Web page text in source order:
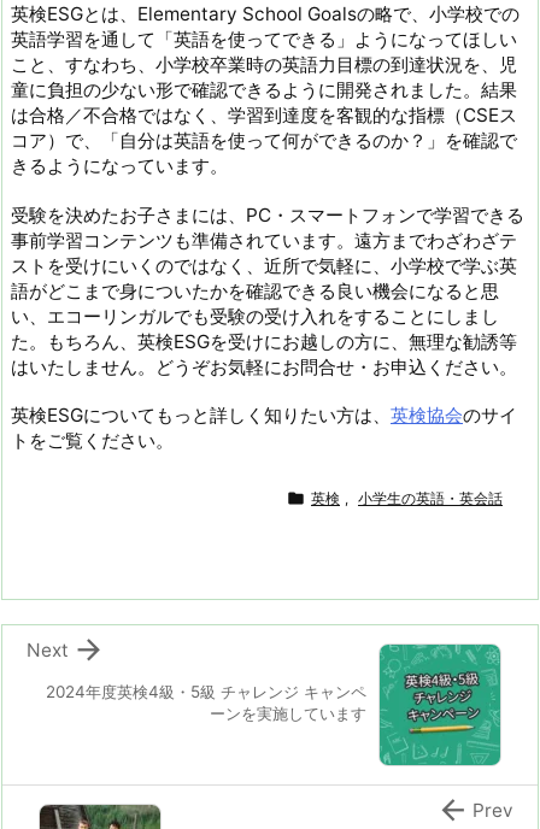
英検ESGとは、Elementary School Goalsの略で、小学校での
英語学習を通して「英語を使ってできる」ようになってほしい
こと、すなわち、小学校卒業時の英語力目標の到達状況を、児
童に負担の少ない形で確認できるように開発されました。結果
は合格／不合格ではなく、学習到達度を客観的な指標（CSEス
コア）で、「自分は英語を使って何ができるのか？」を確認で
きるようになっています。
受験を決めたお子さまには、PC・スマートフォンで学習できる
事前学習コンテンツも準備されています。遠方までわざわざテ
ストを受けにいくのではなく、近所で気軽に、小学校で学ぶ英
語がどこまで身についたかを確認できる良い機会になると思
い、エコーリンガルでも受験の受け入れをすることにしまし
た。もちろん、英検ESGを受けにお越しの方に、無理な勧誘等
はいたしません。どうぞお気軽にお問合せ・お申込ください。
英検ESGについてもっと詳しく知りたい方は、 英検協会のサイ
トをご覧ください。
 英検 , 小学生の英語・英会話
2024年度英検4級・5級 チャレンジ キャンペ
ーンを実施しています

Next
 Prev